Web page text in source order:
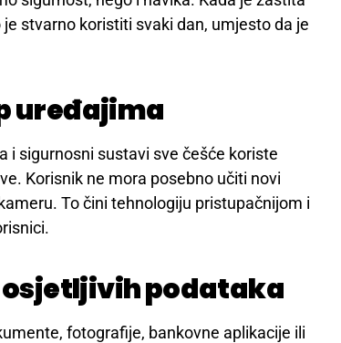
stvarno koristiti svaki dan, umjesto da je
uređajima
i sigurnosni sustavi sve češće koriste
Korisnik ne mora posebno učiti novi
To čini tehnologiju pristupačnijom i
osjetljivih podataka
fotografije, bankovne aplikacije ili